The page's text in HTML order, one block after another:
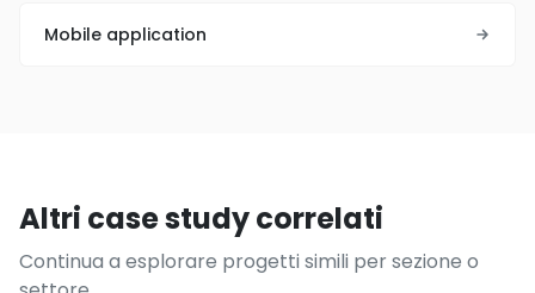
Mobile application
Altri case study correlati
Continua a esplorare progetti simili per sezione o